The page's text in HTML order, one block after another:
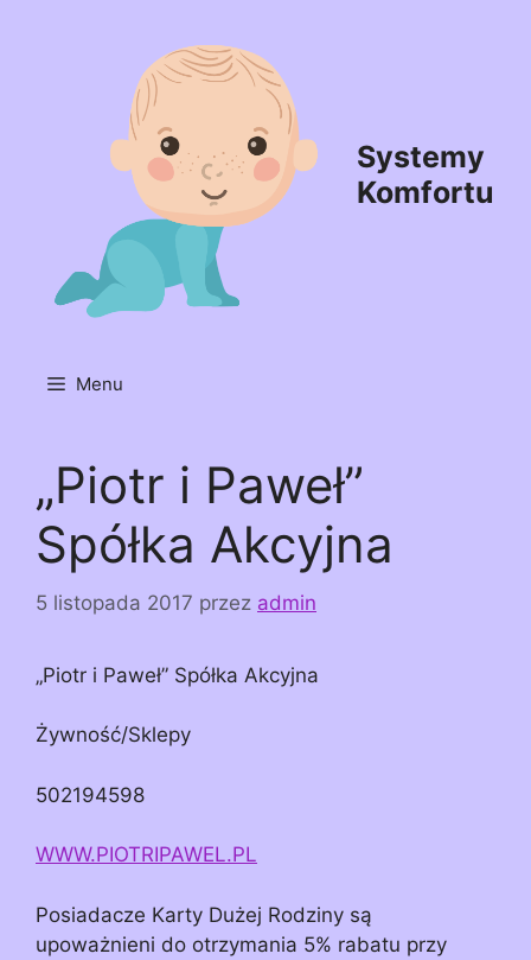
Systemy
Komfortu
Menu
„Piotr i Paweł”
Spółka Akcyjna
5 listopada 2017 przez admin
„Piotr i Paweł” Spółka Akcyjna
Żywność/Sklepy
502194598
WWW.PIOTRIPAWEL.PL
Posiadacze Karty Dużej Rodziny są
upoważnieni do otrzymania 5% rabatu przy